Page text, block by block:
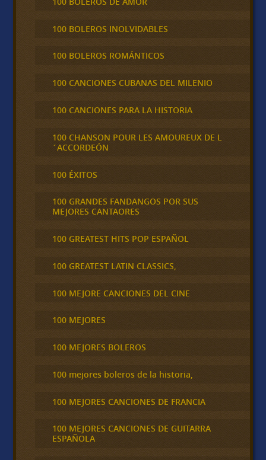
100 BOLEROS INOLVIDABLES
100 BOLEROS ROMÁNTICOS
100 CANCIONES CUBANAS DEL MILENIO
100 CANCIONES PARA LA HISTORIA
100 CHANSON POUR LES AMOUREUX DE L
´ACCORDEÓN
100 ÉXITOS
100 GRANDES FANDANGOS POR SUS
MEJORES CANTAORES
100 GREATEST HITS POP ESPAÑOL
100 GREATEST LATIN CLASSICS,
100 MEJORE CANCIONES DEL CINE
100 MEJORES
100 MEJORES BOLEROS
100 mejores boleros de la historia,
100 MEJORES CANCIONES DE FRANCIA
100 MEJORES CANCIONES DE GUITARRA
ESPAÑOLA